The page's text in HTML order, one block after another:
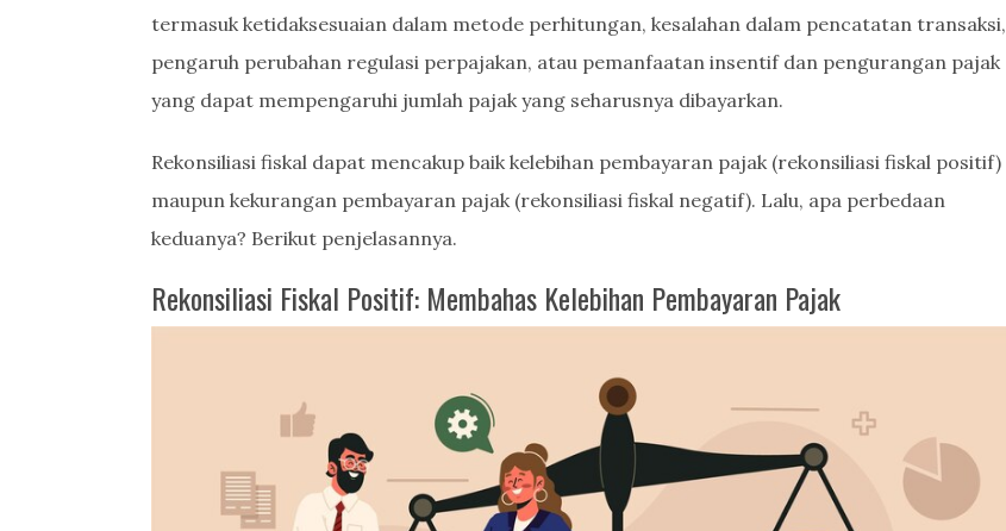
termasuk ketidaksesuaian dalam metode perhitungan, kesalahan dalam pencatatan transaksi,
pengaruh perubahan regulasi perpajakan, atau pemanfaatan insentif dan pengurangan pajak
yang dapat mempengaruhi jumlah pajak yang seharusnya dibayarkan.
Rekonsiliasi fiskal dapat mencakup baik kelebihan pembayaran pajak (rekonsiliasi fiskal positif)
maupun kekurangan pembayaran pajak (rekonsiliasi fiskal negatif). Lalu, apa perbedaan
keduanya? Berikut penjelasannya.
Rekonsiliasi Fiskal Positif: Membahas Kelebihan Pembayaran Pajak